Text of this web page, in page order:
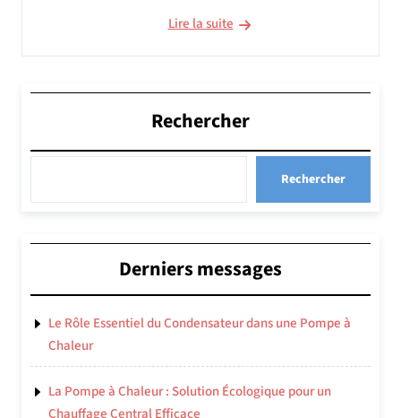
Lire la suite
Rechercher
Rechercher
Derniers messages
Le Rôle Essentiel du Condensateur dans une Pompe à
Chaleur
La Pompe à Chaleur : Solution Écologique pour un